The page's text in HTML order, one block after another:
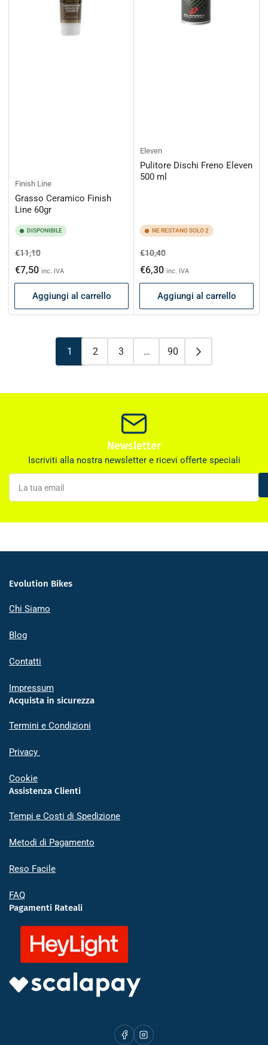
Finish Line
Grasso Ceramico Finish
Line 60gr
DISPONIBILE
Prezzo
di
listino
€11,10Prezzo
scontato
€7,50 inc. IVA
Aggiungi al carrello
Eleven
Pulitore Dischi Freno Eleven
500 ml
NE RESTANO SOLO 2
Prezzo
di
listino
€10,40Prezzo
scontato
€6,30 inc. IVA
Aggiungi al carrello
1 2 3 … 90
Newsletter
Iscriviti alla nostra newsletter e ricevi offerte speciali
La
tua
email
Evolution Bikes
Chi Siamo
Blog
Contatti
Impressum
Acquista in sicurezza
Termini e Condizioni
Privacy
Cookie
Assistenza Clienti
Tempi e Costi di Spedizione
Metodi di Pagamento
Reso Facile
FAQ
Pagamenti Rateali
FacebookInstagram